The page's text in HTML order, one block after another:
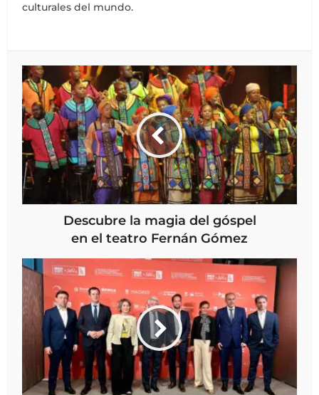
culturales del mundo.
Descubre la magia del góspel
en el teatro Fernán Gómez